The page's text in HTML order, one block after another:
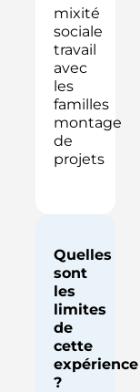
mixité
sociale
travail
avec
les
familles
montage
de
projets
Quelles
sont
les
limites
de
cette
expérience
?